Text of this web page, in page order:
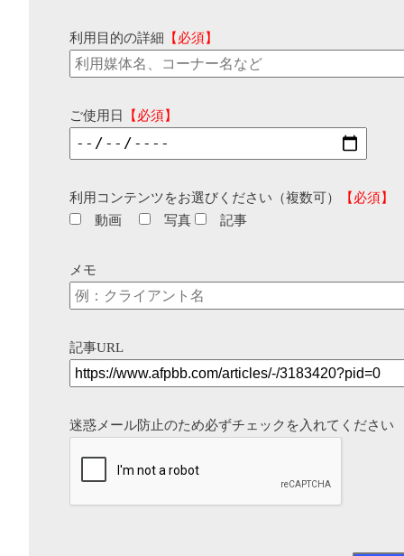
利用目的の詳細 【必須】
ご使用日 【必須】
利用コンテンツをお選びください（複数可）
【必須】
動画
写真 記事
メモ
記事URL
迷惑メール防止のため必ずチェックを入れてください